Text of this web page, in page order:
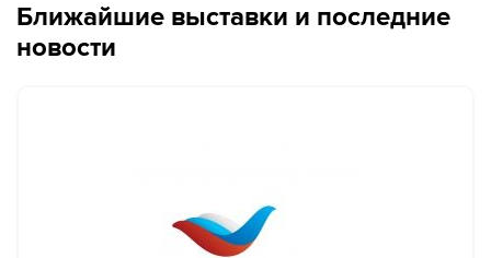
Ближайшие выставки и последние
новости